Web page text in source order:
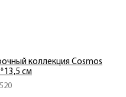
коллекция Cosmos
см